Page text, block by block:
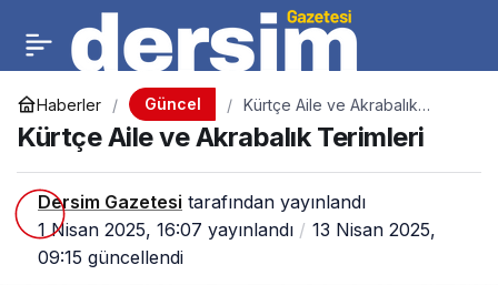
Haberler Güncel
Kürtçe Aile ve Akrabalık
Terimleri
Kürtçe Aile ve Akrabalık Terimleri
Dersim Gazetesi tarafından yayınlandı
1 Nisan 2025, 16:07 yayınlandı
13 Nisan 2025,
09:15 güncellendi